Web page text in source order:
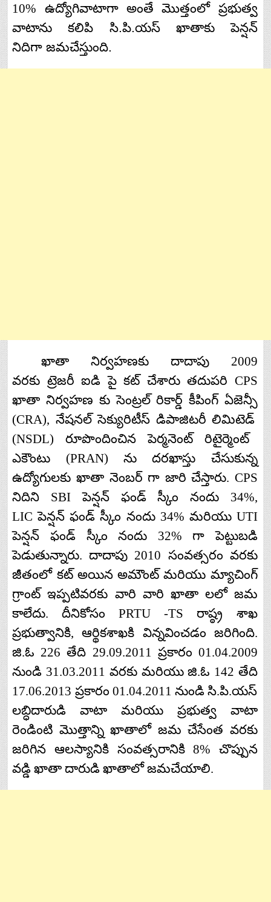
10%
ఉద్యోగివాటాగా అంతే మొత్తంలో ప్రభుత్వ
వాటాను
కలిపి సి.పి.యస్ ఖాతాకు
పెన్షన్
నిదిగా జమచేస్తుంది.
ఖాతా నిర్వహణకు దాదాపు2009
వరకు ట్రెజరీ ఐడి పై కట్ చేశారు తదుపరి CPS
ఖాతా నిర్వహణ కు సెంట్రల్ రికార్డ్ కీపింగ్ ఏజెన్సీ
(CRA), నేషనల్ సెక్యురిటీస్ డిపాజిటరీ లిమిటెడ్
(NSDL)రూపొందించిన పెర్మనెంట్
రిటైర్మెంట్
ఎకౌంటు (PRAN) ను దరఖాస్తు
చేసుకున్న
ఉద్యోగులకు ఖాతా నెంబర్ గా జారి చేస్తారు. CPS
నిదిని SBIపెన్షన్ ఫండ్ స్కీం నందు34%,
LICపెన్షన్ ఫండ్ స్కీం నందు34% మరియుUTI
పెన్షన్
ఫండ్ స్కీం నందు 32% గా
పెట్టుబడి
పెడుతున్నారు.దాదాపు 2010 సంవత్సరం వరకు
జీతంలో కట్ అయిన అమౌంట్ మరియు మ్యాచింగ్
గ్రాంట్ ఇప్పటివరకు వారి వారి ఖాతా లలో జమ
కాలేదు.దీనికోసం PRTU -TS రాష్ఠ్ర
శాఖ
ప్రభుత్వానికి,ఆర్థికశాఖకి విన్నవించడం జరిగింది.
జి.ఓ 226తేది 29.09.2011 ప్రకారం 01.04.2009
నుండి 31.03.2011 వరకు మరియు జి.ఓ 142 తేది
17.06.2013 ప్రకారం 01.04.2011నుండి సి.పి.యస్
లబ్ధిదారుడి
వాటా మరియు ప్రభుత్వ
వాటా
రెండింటి మొత్తాన్ని ఖాతాలో జమ చేసేంత వరకు
జరిగిన ఆలస్యానికి సంవత్సరానికి8% చొప్పున
వడ్డి ఖాతా దారుడి ఖాతాలో జమచేయాలి.